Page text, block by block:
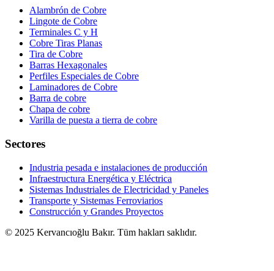
Alambrón de Cobre
Lingote de Cobre
Terminales C y H
Cobre Tiras Planas
Tira de Cobre
Barras Hexagonales
Perfiles Especiales de Cobre
Laminadores de Cobre
Barra de cobre
Chapa de cobre
Varilla de puesta a tierra de cobre
Sectores
Industria pesada e instalaciones de producción
Infraestructura Energética y Eléctrica
Sistemas Industriales de Electricidad y Paneles
Transporte y Sistemas Ferroviarios
Construcción y Grandes Proyectos
© 2025 Kervancıoğlu Bakır. Tüm hakları saklıdır.